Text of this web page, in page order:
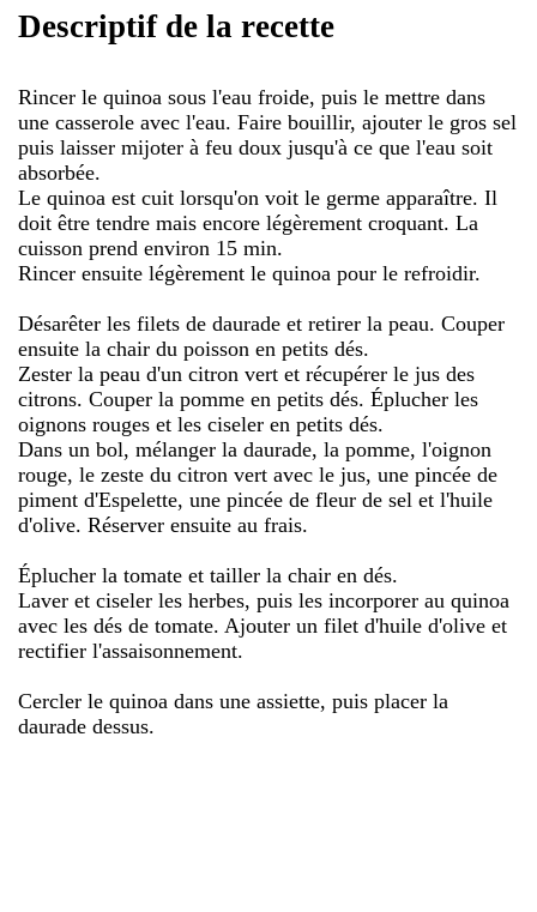
Descriptif de la recette
Rincer le quinoa sous l'eau froide, puis le mettre dans
une casserole avec l'eau. Faire bouillir, ajouter le gros sel
puis laisser mijoter à feu doux jusqu'à ce que l'eau soit
absorbée.
Le quinoa est cuit lorsqu'on voit le germe apparaître. Il
doit être tendre mais encore légèrement croquant. La
cuisson prend environ 15 min.
Rincer ensuite légèrement le quinoa pour le refroidir.
Désarêter les filets de daurade et retirer la peau. Couper
ensuite la chair du poisson en petits dés.
Zester la peau d'un citron vert et récupérer le jus des
citrons. Couper la pomme en petits dés. Éplucher les
oignons rouges et les ciseler en petits dés.
Dans un bol, mélanger la daurade, la pomme, l'oignon
rouge, le zeste du citron vert avec le jus, une pincée de
piment d'Espelette, une pincée de fleur de sel et l'huile
d'olive. Réserver ensuite au frais.
Éplucher la tomate et tailler la chair en dés.
Laver et ciseler les herbes, puis les incorporer au quinoa
avec les dés de tomate. Ajouter un filet d'huile d'olive et
rectifier l'assaisonnement.
Cercler le quinoa dans une assiette, puis placer la
daurade dessus.